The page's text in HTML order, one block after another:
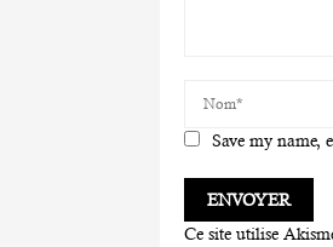
Save my name,
Ce site utilise